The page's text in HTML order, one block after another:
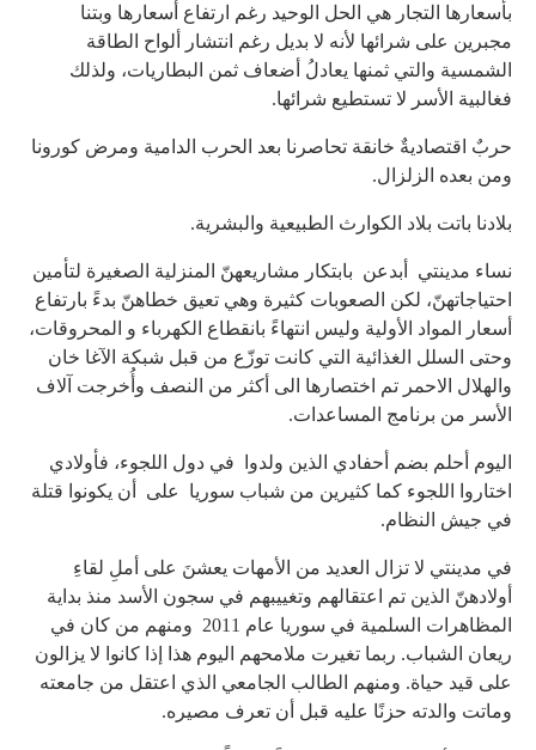
بأسعارها التجار هي الحل الوحيد رغم ارتفاع أسعارها وبتنا
مجبرين على شرائها لأنه لا بديل رغم انتشار ألواح الطاقة
الشمسية والتي ثمنها يعادلُ أضعاف ثمن البطاريات، ولذلك
فغالبية الأسر لا تستطيع شرائها.
حربٌ اقتصاديةٌ خانقة تحاصرنا بعد الحرب الدامية ومرض كورونا
ومن بعده الزلزال.
بلادنا باتت بلاد الكوارث الطبيعية والبشرية.
نساء مدينتي أبدعن بابتكار مشاريعهنّ المنزلية الصغيرة لتأمين
احتياجاتهنّ، لكن الصعوبات كثيرة وهي تعيق خطاهنّ بدءً بارتفاع
أسعار المواد الأولية وليس انتهاءً بانقطاع الكهرباء و المحروقات،
وحتى السلل الغذائية التي كانت توزّع من قبل شبكة الآغا خان
والهلال الاحمر تم اختصارها الى أكثر من النصف وأُخرجت آلاف
الأسر من برنامج المساعدات.
اليوم أحلم بضم أحفادي الذين ولدوا في دول اللجوء، فأولادي
اختاروا اللجوء كما كثيرين من شباب سوريا على أن يكونوا قتلة
في جيش النظام.
في مدينتي لا تزال العديد من الأمهات يعشنَ على أملِ لقاءِ
أولادهنّ الذين تم اعتقالهم وتغييبهم في سجون الأسد منذ بداية
المظاهرات السلمية في سوريا عام 2011 ومنهم من كان في
ريعان الشباب. ربما تغيرت ملامحهم اليوم هذا إذا كانوا لا يزالون
على قيد حياة. ومنهم الطالب الجامعي الذي اعتقل من جامعته
وماتت والدته حزنًا عليه قبل أن تعرف مصيره.